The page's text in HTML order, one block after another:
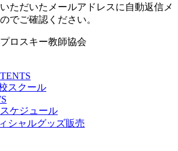
ただいたメールアドレスに自動返信メ
でご確認ください。
スクール
ケジュール
シャルグッズ販売